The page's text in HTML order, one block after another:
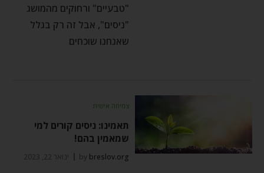
"טבעיים" ורחוקים מהמושג
"ניסים", אבל זה רק בגלל
שאנחנו שוכחים
צמיחה אישית
תאמינו: ניסים קורים למי
שמאמין בהם!
by breslov.org ינואר 22, 2023